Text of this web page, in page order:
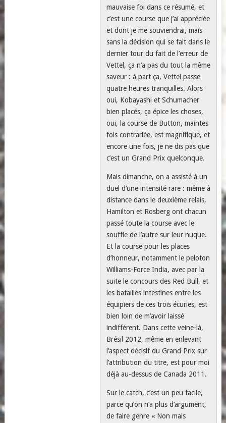
mauvaise foi dans ce résumé, et
c’est une course que j’ai appréciée
et dont je me souviendrai, mais
sans la décision qui se fait dans le
dernier tour du fait de l’erreur de
Vettel, ça n’a pas du tout la même
saveur : à part ça, Vettel passe
quatre heures tranquilles. Alors
oui, Kobayashi et Schumacher
bien placés, ça épice les choses,
oui, la course de Button, maintes
fois contrariée, est magnifique, et
encore une fois, je ne dis pas que
c’est un Grand Prix quelconque.
Mais dimanche, on a assisté à un
duel d’une intensité rare : même à
distance dans le deuxième relais,
Hamilton et Rosberg ont chacun
passé toute la course avec le
souffle de l’autre sur leur nuque.
Et la course pour les places
d’honneur, notamment le peloton
Williams-Force India, avec par la
suite le concours des Red Bull, et
les batailles intestines entre les
équipiers de ces trois écuries, est
bien loin de m’avoir laissé
indifférent. Dans cette veine-là,
Brésil 2012, même en enlevant
l’aspect décisif du Grand Prix sur
l’attribution du titre, est pour moi
déjà au-dessus de Canada 2011.
Sur le catch, c’est un peu facile,
parce qu’on n’a plus d’argument,
de faire genre « Non mais